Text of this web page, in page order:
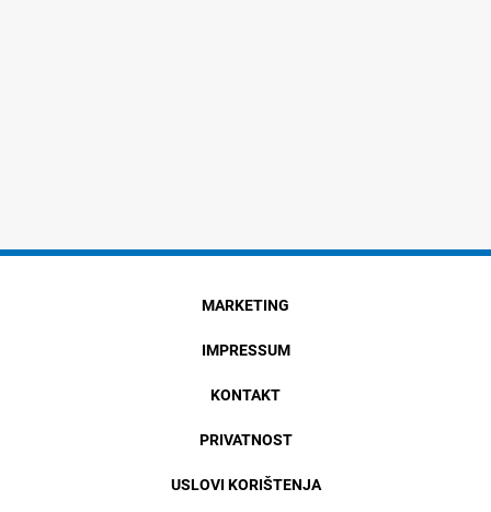
MARKETING
IMPRESSUM
KONTAKT
PRIVATNOST
USLOVI KORIŠTENJA